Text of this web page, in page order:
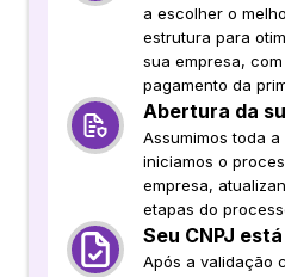
a escolher o
estrutura para
sua empresa,
pagamento da
Abertura da
Assumimos toda
iniciamos o
empresa,
etapas do
Seu CNPJ
Após a validação